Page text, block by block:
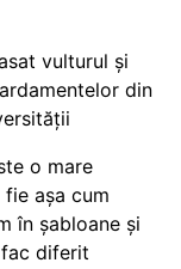
vulturul și
din
o mare
așa cum
în șabloane și
diferit